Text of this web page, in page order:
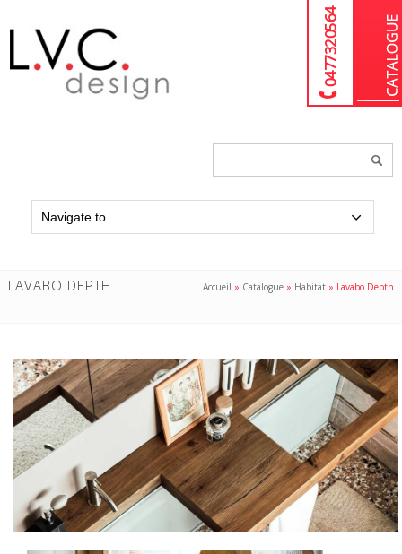
04 77 32 05 64
LAVABO DEPTH Accueil » Catalogue » Habitat » Lavabo Depth